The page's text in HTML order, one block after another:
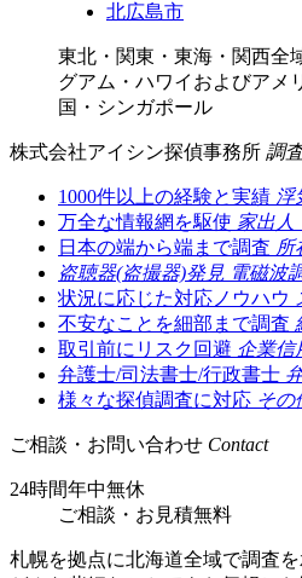
北広島市
東北・関東・東海・関西全
グアム・ハワイおよびアメ
国・シンガポール
株式会社アイシン探偵事務所 調
1000件以上の経験と実績 浮
万全な情報網を駆使 家出人
日本の端から端まで調査 所
盗聴器(盗撮器)発見 電磁波
状況に応じた対応ノウハウ
不安なことを細部まで調査
取引前にリスク回避 企業信
弁護士/司法書士/行政書士
様々な探偵調査に対応 その
ご相談・お問い合わせ Contact
24時間年中無休
ご相談 ・ お見積無料
札幌を拠点に北海道全域で調査を